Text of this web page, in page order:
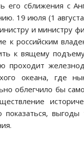
его сближения с
19 июля (1
и министру
к российским
к вящему
проходит
океана, где
облегчило бы